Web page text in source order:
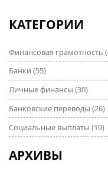
эффективно.
КАТЕГОРИИ
Финансовая грамотность
Банки (55)
Личные финансы (30)
Банковские переводы (26)
Социальные выплаты (19)
АРХИВЫ